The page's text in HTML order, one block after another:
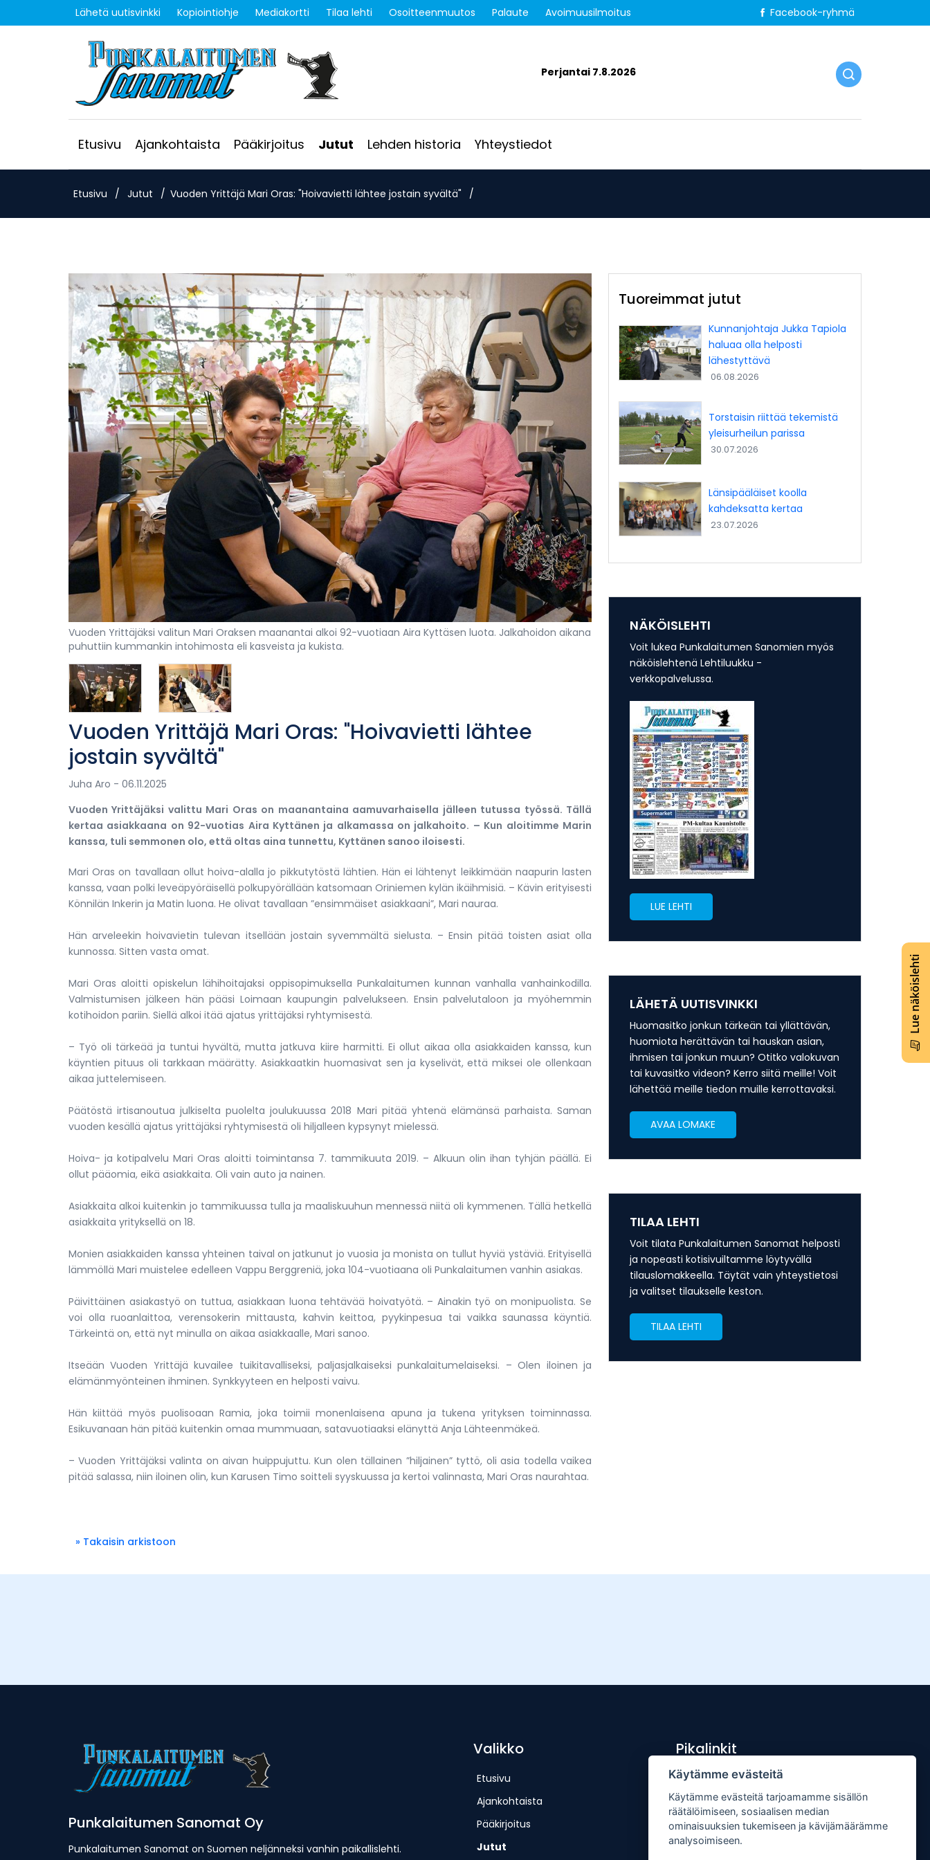
Lue näköislehti
Lähetä uutisvinkki Kopiointiohje Mediakortti Tilaa lehti Osoitteenmuutos Palaute Avoimuusilmoitus Facebook-ryhmä
Perjantai 7.8.2026
Etusivu Ajankohtaista Pääkirjoitus Jutut Lehden historia Yhteystiedot
Etusivu / Jutut / Vuoden Yrittäjä Mari Oras: "Hoivavietti lähtee jostain syvältä" /
Vuoden Yrittäjäksi valitun Mari Oraksen maanantai alkoi 92-vuotiaan Aira Kyttäsen luota. Jalkahoidon aikana
puhuttiin kummankin intohimosta eli kasveista ja kukista.
Vuoden Yrittäjä Mari Oras: "Hoivavietti lähtee
jostain syvältä"
Juha Aro - 06.11.2025
Vuoden Yrittäjäksi valittu Mari Oras on maanantaina aamuvarhaisella jälleen tutussa työssä. Tällä
kertaa asiakkaana on 92-vuotias Aira Kyttänen ja alkamassa on jalkahoito. – Kun aloitimme Marin
kanssa, tuli semmonen olo, että oltas aina tunnettu, Kyttänen sanoo iloisesti.
Mari Oras on tavallaan ollut hoiva-alalla jo pikkutytöstä lähtien. Hän ei lähtenyt leikkimään naapurin lasten
kanssa, vaan polki leveäpyöräisellä polkupyörällään katsomaan Oriniemen kylän ikäihmisiä. – Kävin erityisesti
Könnilän Inkerin ja Matin luona. He olivat tavallaan ”ensimmäiset asiakkaani”, Mari nauraa.
Hän arveleekin hoivavietin tulevan itsellään jostain syvemmältä sielusta. – Ensin pitää toisten asiat olla
kunnossa. Sitten vasta omat.
Mari Oras aloitti opiskelun lähihoitajaksi oppisopimuksella Punkalaitumen kunnan vanhalla vanhainkodilla.
Valmistumisen jälkeen hän pääsi Loimaan kaupungin palvelukseen. Ensin palvelutaloon ja myöhemmin
kotihoidon pariin. Siellä alkoi itää ajatus yrittäjäksi ryhtymisestä.
– Työ oli tärkeää ja tuntui hyvältä, mutta jatkuva kiire harmitti. Ei ollut aikaa olla asiakkaiden kanssa, kun
käyntien pituus oli tarkkaan määrätty. Asiakkaatkin huomasivat sen ja kyselivät, että miksei ole ollenkaan
aikaa juttelemiseen.
Päätöstä irtisanoutua julkiselta puolelta joulukuussa 2018 Mari pitää yhtenä elämänsä parhaista. Saman
vuoden kesällä ajatus yrittäjäksi ryhtymisestä oli hiljalleen kypsynyt mielessä.
Hoiva- ja kotipalvelu Mari Oras aloitti toimintansa 7. tammikuuta 2019. – Alkuun olin ihan tyhjän päällä. Ei
ollut pääomia, eikä asiakkaita. Oli vain auto ja nainen.
Asiakkaita alkoi kuitenkin jo tammikuussa tulla ja maaliskuuhun mennessä niitä oli kymmenen. Tällä hetkellä
asiakkaita yrityksellä on 18.
Monien asiakkaiden kanssa yhteinen taival on jatkunut jo vuosia ja monista on tullut hyviä ystäviä. Erityisellä
lämmöllä Mari muistelee edelleen Vappu Berggreniä, joka 104-vuotiaana oli Punkalaitumen vanhin asiakas.
Päivittäinen asiakastyö on tuttua, asiakkaan luona tehtävää hoivatyötä. – Ainakin työ on monipuolista. Se
voi olla ruoanlaittoa, verensokerin mittausta, kahvin keittoa, pyykinpesua tai vaikka saunassa käyntiä.
Tärkeintä on, että nyt minulla on aikaa asiakkaalle, Mari sanoo.
Itseään Vuoden Yrittäjä kuvailee tuikitavalliseksi, paljasjalkaiseksi punkalaitumelaiseksi. – Olen iloinen ja
elämänmyönteinen ihminen. Synkkyyteen en helposti vaivu.
Hän kiittää myös puolisoaan Ramia, joka toimii monenlaisena apuna ja tukena yrityksen toiminnassa.
Esikuvanaan hän pitää kuitenkin omaa mummuaan, satavuotiaaksi elänyttä Anja Lähteenmäkeä.
– Vuoden Yrittäjäksi valinta on aivan huippujuttu. Kun olen tällainen ”hiljainen” tyttö, oli asia todella vaikea
pitää salassa, niin iloinen olin, kun Karusen Timo soitteli syyskuussa ja kertoi valinnasta, Mari Oras naurahtaa.
» Takaisin arkistoon
Tuoreimmat jutut
Kunnanjohtaja Jukka Tapiola
haluaa olla helposti
lähestyttävä
06.08.2026
Torstaisin riittää tekemistä
yleisurheilun parissa
30.07.2026
Länsipääläiset koolla
kahdeksatta kertaa
23.07.2026
NÄKÖISLEHTI
Voit lukea Punkalaitumen Sanomien myös
näköislehtenä Lehtiluukku -
verkkopalvelussa.
LUE LEHTI
LÄHETÄ UUTISVINKKI
Huomasitko jonkun tärkeän tai yllättävän,
huomiota herättävän tai hauskan asian,
ihmisen tai jonkun muun? Otitko valokuvan
tai kuvasitko videon? Kerro siitä meille! Voit
lähettää meille tiedon muille kerrottavaksi.
AVAA LOMAKE
TILAA LEHTI
Voit tilata Punkalaitumen Sanomat helposti
ja nopeasti kotisivuiltamme löytyvällä
tilauslomakkeella. Täytät vain yhteystietosi
ja valitset tilaukselle keston.
TILAA LEHTI
Punkalaitumen Sanomat Oy
Punkalaitumen Sanomat on Suomen neljänneksi vanhin paikallislehti.
Valikko
Etusivu
Ajankohtaista
Pääkirjoitus
Jutut
Pikalinkit
Lähetä uutisvinkki
Kopiointiohje
Mediakortti
Tilaa lehti
Käytämme evästeitä
Käytämme evästeitä tarjoamamme sisällön
räätälöimiseen, sosiaalisen median
ominaisuuksien tukemiseen ja kävijämäärämme
analysoimiseen.